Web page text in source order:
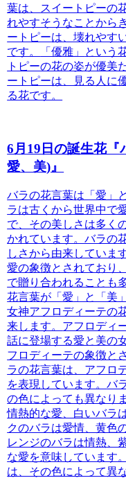
葉は、スイートピーの
れやすそうなことから
ートピーは、壊れやす
です。
「優雅」
という
トピーの花の姿が優美
ートピーは、見る人に
る花です。
6月19日の誕生花
愛、美)』
バラの花言葉は「愛」
ラは古くから世界中で
で、その美しさは多く
かれています。バラの
しさから由来していま
愛の象徴とされており
で贈り合われることも
花言葉が「愛」と「美
女神アフロディーテの
来します。 アフロディ
話に登場する愛と美の
フロディーテの象徴と
ラの花言葉は、アフロ
を表現しています。バ
の色によっても異なり
情熱的な愛、白いバラ
クのバラは愛情、黄色
レンジのバラは情熱、
な愛を意味しています
は、その色によって異